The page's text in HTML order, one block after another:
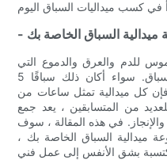
السباق الخاصة بك
للدم والعرق والدموع التي
تدخل في الانتهاء من السباق. سواء أكان ذلك سباقًا 5K أو نصف
فإن كل ميدالية تمثل ساعات من
من المتسابقين ، يعد جمع
في هذه المقالة ، سوف
ميدالية السباق الخاصة بك ،